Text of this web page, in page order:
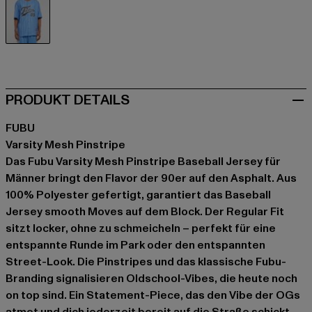
PRODUKT DETAILS
FUBU
Varsity Mesh Pinstripe
Das Fubu Varsity Mesh Pinstripe Baseball Jersey für
Männer bringt den Flavor der 90er auf den Asphalt. Aus
100% Polyester gefertigt, garantiert das Baseball
Jersey smooth Moves auf dem Block. Der Regular Fit
sitzt locker, ohne zu schmeicheln – perfekt für eine
entspannte Runde im Park oder den entspannten
Street-Look. Die Pinstripes und das klassische Fubu-
Branding signalisieren Oldschool-Vibes, die heute noch
on top sind. Ein Statement-Piece, das den Vibe der OGs